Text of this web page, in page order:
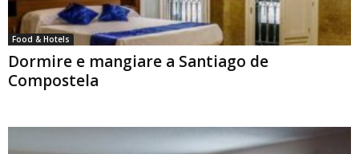
Food & Hotels
Dormire e mangiare a Santiago de
Compostela